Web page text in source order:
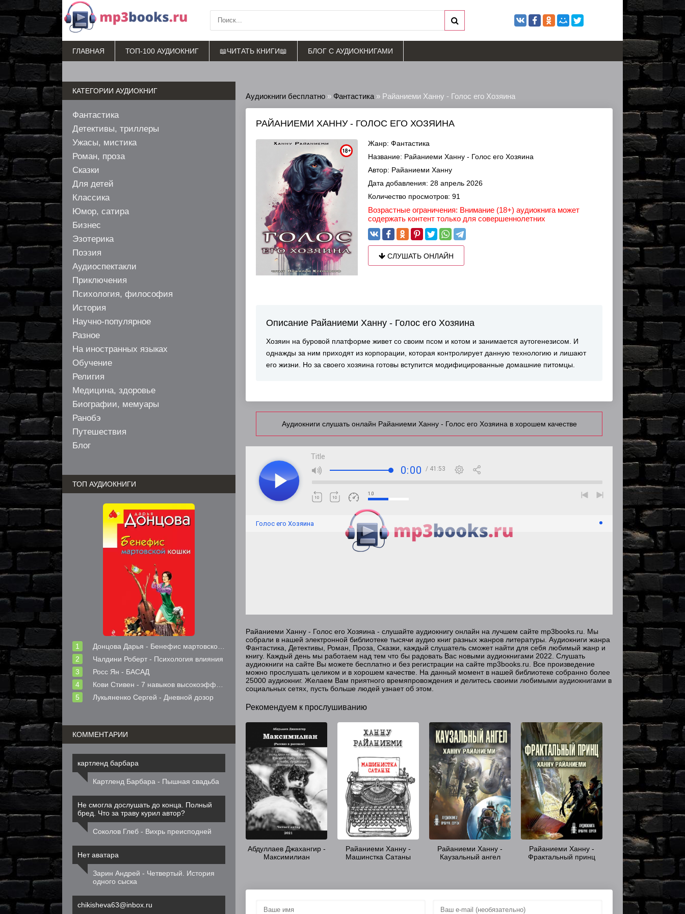
Аудиокниги бесплатно » Фантастика » Райаниеми Ханну - Голос его Хозяина
РАЙАНИЕМИ ХАННУ - ГОЛОС ЕГО ХОЗЯИНА
Жанр: Фантастика
Название: Райаниеми Ханну - Голос его Хозяина
Автор: Райаниеми Ханну
Дата добавления: 28 апрель 2026
Количество просмотров: 91
Возрастные ограничения: Внимание (18+) аудиокнига может
содержать контент только для совершеннолетних
СЛУШАТЬ ОНЛАЙН
Описание Райаниеми Ханну - Голос его Хозяина
Хозяин на буровой платформе живет со своим псом и котом и занимается аутогенезисом. И
однажды за ним приходят из корпорации, которая контролирует данную технологию и лишают
его жизни. Но за своего хозяина готовы вступится модифицированные домашние питомцы.
Аудиокниги слушать онлайн Райаниеми Ханну - Голос его Хозяина в хорошем качестве
Title
0:00 / 41:53
1.0
Голос его Хозяина
Райаниеми Ханну - Голос его Хозяина - слушайте аудиокнигу онлайн на лучшем сайте mp3books.ru. Мы
собрали в нашей электронной библиотеке тысячи аудио книг разных жанров литературы. Аудиокниги жанра
Фантастика, Детективы, Роман, Проза, Сказки, каждый слушатель сможет найти для себя любимый жанр и
книгу. Каждый день мы работаем над тем что бы радовать Вас новыми аудиокнигами 2022. Слушать
аудиокниги на сайте Вы можете бесплатно и без регистрации на сайте mp3books.ru. Все произведение
можно прослушать целиком и в хорошем качестве. На данный момент в нашей библиотеке собранно более
25000 аудиокниг. Желаем Вам приятного времяпровождения и делитесь своими любимыми аудиокнигами в
социальных сетях, пусть больше людей узнает об этом.
Рекомендуем к прослушиванию
Абдуллаев Джахангир -
Максимилиан
Райаниеми Ханну -
Машинстка Сатаны
Райаниеми Ханну -
Каузальный ангел
Райаниеми Ханну -
Фрактальный принц
КАТЕГОРИИ АУДИОКНИГ
Фантастика
Детективы, триллеры
Ужасы, мистика
Роман, проза
Сказки
Для детей
Классика
Юмор, сатира
Бизнес
Эзотерика
Поэзия
Аудиоспектакли
Приключения
Психология, философия
История
Научно-популярное
Разное
На иностранных языках
Обучение
Религия
Медицина, здоровье
Биографии, мемуары
Ранобэ
Путешествия
Блог
ТОП АУДИОКНИГИ
Донцова Дарья - Бенефис мартовской кошки
Чалдини Роберт - Психология влияния
Росс Ян - БАСАД
Кови Стивен - 7 навыков высокоэффективных людей
Лукьяненко Сергей - Дневной дозор
КОММЕНТАРИИ
картленд барбара
Картленд Барбара - Пышная свадьба
Не смогла дослушать до конца. Полный
бред. Что за траву курил автор?
Соколов Глеб - Вихрь преисподней
Нет аватара
Зарин Андрей - Четвертый. История
одного сыска
chikisheva63@inbox.ru
ГЛАВНАЯ ТОП-100 АУДИОКНИГ 📖ЧИТАТЬ КНИГИ📖 БЛОГ С АУДИОКНИГАМИ